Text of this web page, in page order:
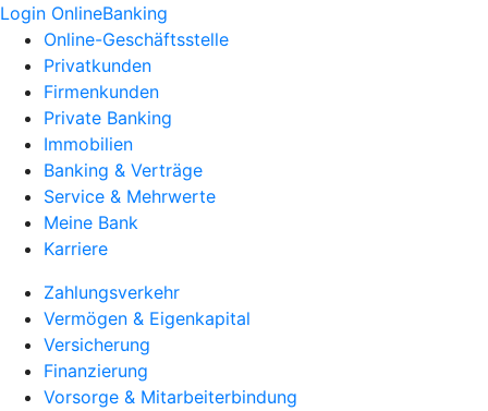
Login OnlineBanking
Online-Geschäftsstelle
Privatkunden
Firmenkunden
Private Banking
Immobilien
Banking & Verträge
Service & Mehrwerte
Meine Bank
Karriere
Zahlungsverkehr
Vermögen & Eigenkapital
Versicherung
Finanzierung
Vorsorge & Mitarbeiterbindung